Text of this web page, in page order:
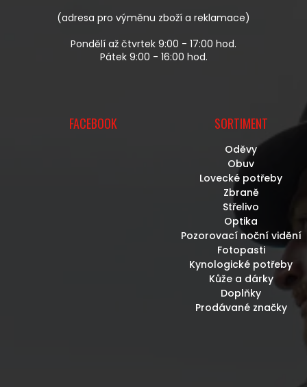
V
P
I
(adresa pro výměnu zboží a reklamace)
Pondělí až čtvrtek 9:00 - 17:00 hod.
Pátek 9:00 - 16:00 hod.
FACEBOOK SORTIMENT
Oděvy
Obuv
Lovecké potřeby
Zbraně
Střelivo
Optika
Pozorovací noční vidění
Fotopasti
Kynologické potřeby
Kůže a dárky
Doplňky
Prodávané značky